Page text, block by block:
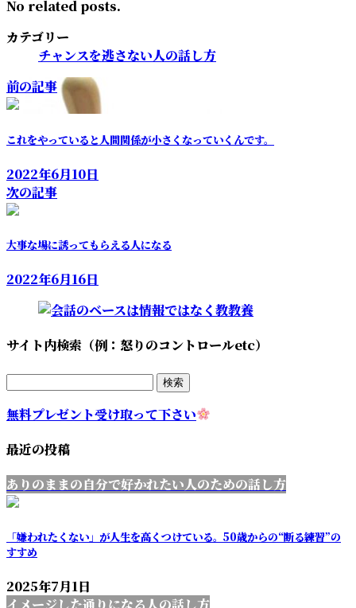
No related posts.
カテゴリー
チャンスを逃さない人の話し方
前の記事
これをやっていると人間関係が小さくなっていくんです。
2022年6月10日
次の記事
大事な場に誘ってもらえる人になる
2022年6月16日
サイト内検索（例：怒りのコントロールetc）
検
無料プレゼント受け取って下さい
最近の投稿
ありのままの自分で好かれたい人のための話し方
「嫌われたくない」が人生を高くつけている。50歳からの“断る練習”の
すすめ
2025年7月1日